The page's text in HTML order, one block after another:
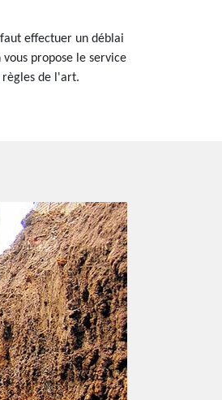
effectuer un déblai
propose le service
règles de l'art.